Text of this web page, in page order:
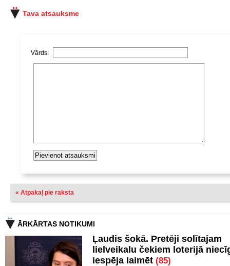
Tava atsauksme
Vārds:
« Atpakaļ pie raksta
ĀRKĀRTAS NOTIKUMI
Ļaudis šokā. Pretēji solītajam
lielveikalu čekiem loterijā
iespēja laimēt (85)